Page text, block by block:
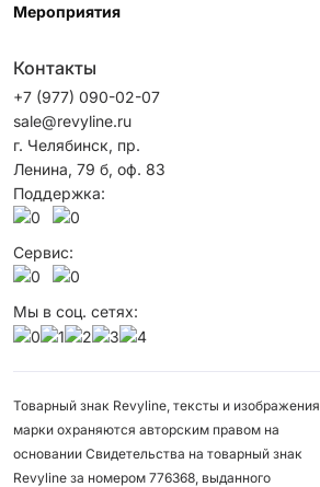
Мероприятия
Контакты
+7 (977) 090-02-07
sale@revyline.ru
г. Челябинск, пр.
Ленина, 79 б, оф. 83
Поддержка:
Сервис:
Мы в соц. сетях:
Товарный знак Revyline, тексты и изображения
марки охраняются авторским правом на
основании Свидетельства на товарный знак
Revyline за номером 776368, выданного